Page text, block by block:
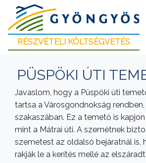
RÉSZVÉTELI KÖLTSÉGVETÉS
PÜSPÖKI ÚTI
Javaslom, hogy a Püspöki úti
tartsa a Városgondnokság
szakaszában. Ez a temető is
mint a Mátrai úti. A szemétnek
szemetest az oldalsó bejáratnál is,
rakják le a kerítés mellé az